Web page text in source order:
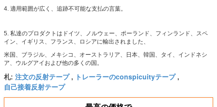
4. 適用範囲が広く、追跡不可能な支払の言葉。
5. 私達のプロダクトはドイツ、ノルウェー、ポーランド、フィンランド、スペ
イン、イギリス、フランス、ロシアに輸出されました、
米国、ブラジル、メキシコ、オーストラリア、日本、韓国、タイ、インドネシ
ア、ウルグアイおよび他の多くの国。
札: 注文の反射テープ, トレーラーのconspicuityテープ,
自己接着反射テープ